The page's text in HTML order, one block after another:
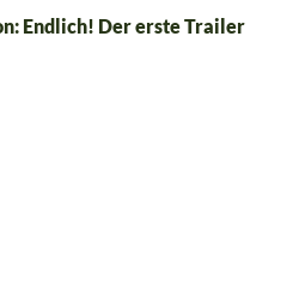
Endlich! Der erste Trailer